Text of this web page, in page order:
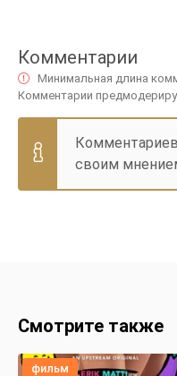
Комментарии
Минимальная длина
Комментарии
своим
Смотрите также
фильм